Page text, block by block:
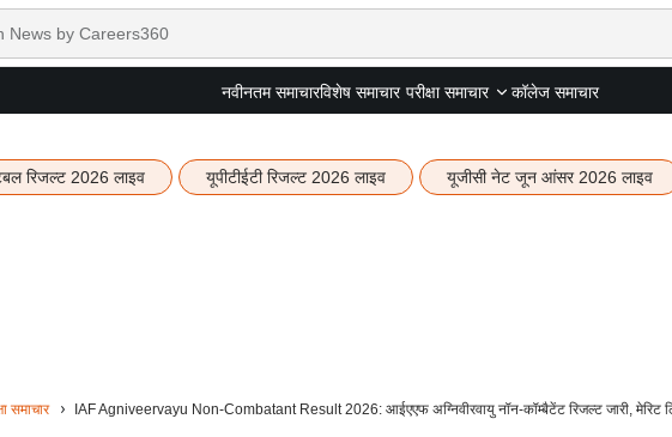
नवीनतम समाचारविशेष समाचार परीक्षा समाचार कॉलेज समाचार
रिजल्ट 2026 लाइव यूपीटीईटी रिजल्ट 2026 लाइव यूजीसी नेट जून आंसर 2026 लाइव
समाचार IAF Agniveervayu Non-Combatant Result 2026: आईएएफ अग्निवीरवायु नॉन-कॉम्बैटेंट रिजल्ट जारी, मेरिट